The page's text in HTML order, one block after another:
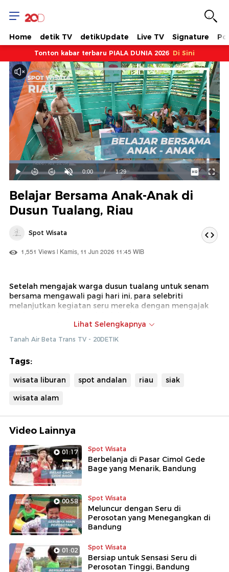
Home detik TV detikUpdate Live TV Signature
Tonton kabar terbaru PIALA DUNIA 2026 Di Sini
Mainkan
Suara
Hidup
Waktu
0:00 / Durasi
1:29
Dimuat:
68.45%
Belajar Bersama Anak-Anak di
Dusun Tualang, Riau
Spot Wisata
1,551 Views | Kamis, 11 Jun 2026 11:45 WIB
Setelah mengajak warga dusun tualang untuk senam
bersama mengawali pagi hari ini, para selebriti
melanjutkan kegiatan seru mereka dengan mengajak
Lihat Selengkapnya
Tanah Air Beta Trans TV - 20DETIK
Tags:
wisata liburan spot andalan riau
siak
wisata alam
Video Lainnya
01:17 Spot Wisata
Berbelanja di Pasar Cimol Gede
Bage yang Menarik, Bandung
00:58 Spot Wisata
Meluncur dengan Seru di
Perosotan yang Menegangkan di
Bandung
01:02 Spot Wisata
Bersiap untuk Sensasi Seru di
Perosotan Tinggi, Bandung